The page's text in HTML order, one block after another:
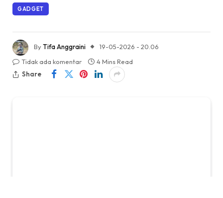
GADGET
ByTifa Anggraini
19-05-2026 - 20.06
Tidak ada komentar
4 Mins Read
Share